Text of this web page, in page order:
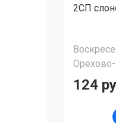
2CП
124